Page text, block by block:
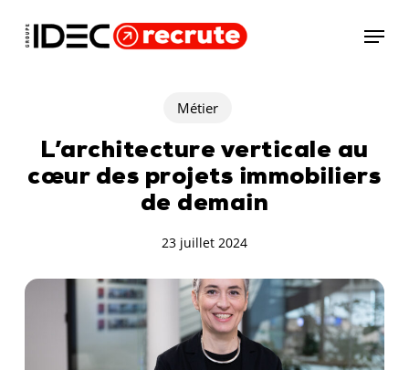
Menu
Métier
L’architecture verticale au
cœur des projets immobiliers
de demain
23 juillet 2024